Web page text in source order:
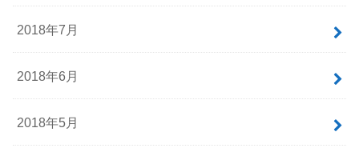
2018年7月
2018年6月
2018年5月